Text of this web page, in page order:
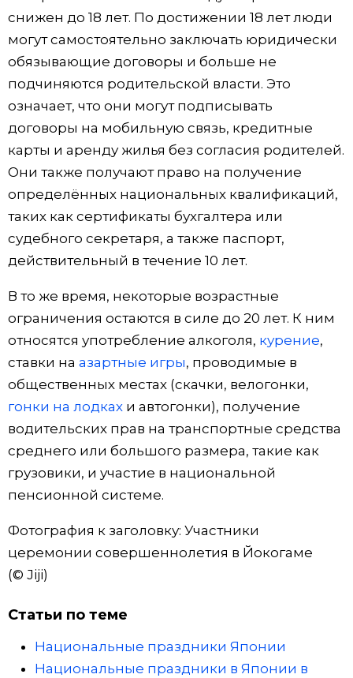
снижен до 18 лет. По достижении 18 лет люди
могут самостоятельно заключать юридически
обязывающие договоры и больше не
подчиняются родительской власти. Это
означает, что они могут подписывать
договоры на мобильную связь, кредитные
карты и аренду жилья без согласия родителей.
Они также получают право на получение
определённых национальных квалификаций,
таких как сертификаты бухгалтера или
судебного секретаря, а также паспорт,
действительный в течение 10 лет.
В то же время, некоторые возрастные
ограничения остаются в силе до 20 лет. К ним
относятся употребление алкоголя, курение,
ставки на азартные игры, проводимые в
общественных местах (скачки, велогонки,
гонки на лодкахи автогонки), получение
водительских прав на транспортные средства
среднего или большого размера, такие как
грузовики, и участие в национальной
пенсионной системе.
Фотография к заголовку: Участники
церемонии совершеннолетия в Йокогаме
(© Jiji)
Статьи по теме
Национальные праздники Японии
Национальные праздники в Японии в